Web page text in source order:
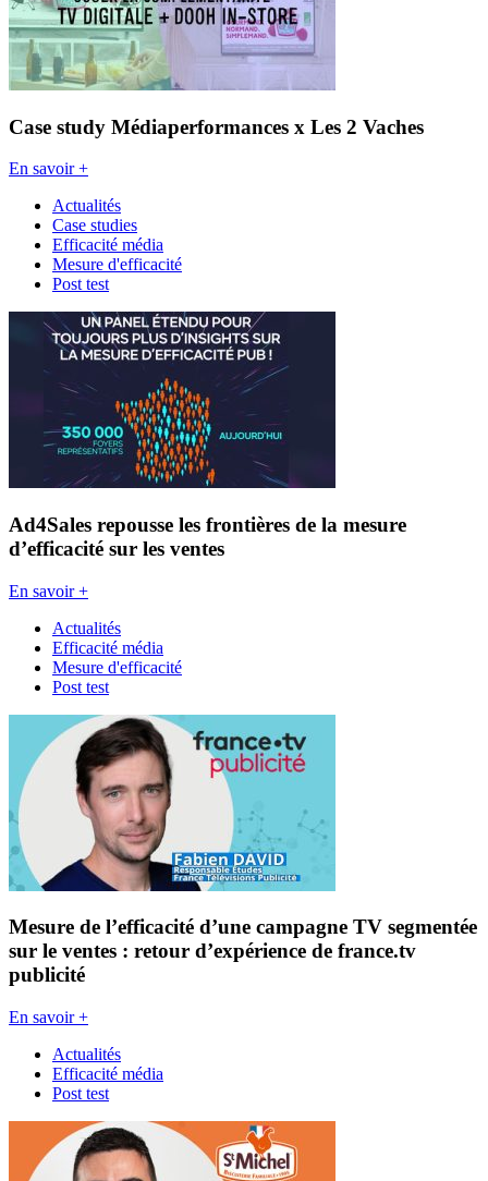
Case study Médiaperformances x Les 2 Vaches
En savoir +
Actualités
Case studies
Efficacité média
Mesure d'efficacité
Post test
Ad4Sales repousse les frontières de la mesure
d’efficacité sur les ventes
En savoir +
Actualités
Efficacité média
Mesure d'efficacité
Post test
Mesure de l’efficacité d’une campagne TV segmentée
sur le ventes : retour d’expérience de france.tv
publicité
En savoir +
Actualités
Efficacité média
Post test